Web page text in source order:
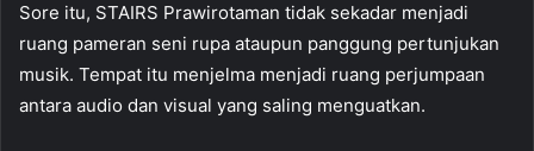
Sore itu, STAIRS Prawirotaman tidak sekadar menjadi
ruang pameran seni rupa ataupun panggung pertunjukan
musik. Tempat itu menjelma menjadi ruang perjumpaan
antara audio dan visual yang saling menguatkan.